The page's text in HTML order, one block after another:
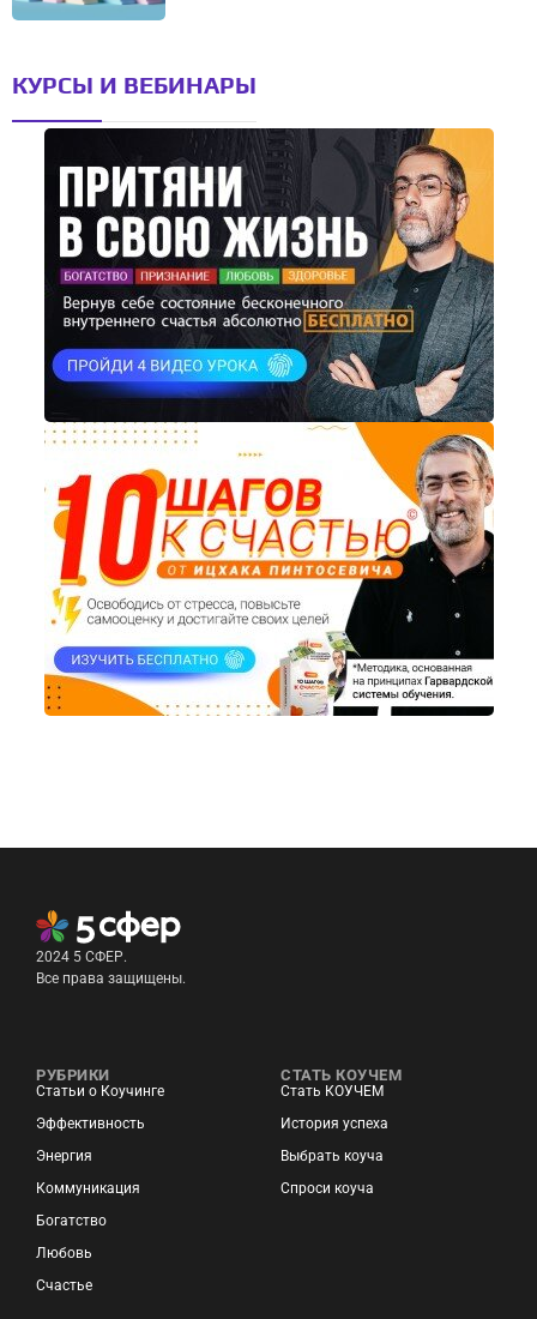
КУРСЫ И ВЕБИНАРЫ
2024 5 СФЕР.
Все права защищены.
РУБРИКИ
Статьи о Коучинге
Эффективность
Энергия
Коммуникация
Богатство
Любовь
Счастье
СТАТЬ КОУЧЕМ
Стать КОУЧЕМ
История успеха
Выбрать коуча
Спроси коуча